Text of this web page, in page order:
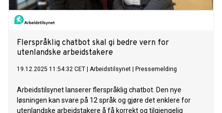
Flerspråklig chatbot skal gi bedre vern for
utenlandske arbeidstakere
19.12.2025 11:54:32 CET Arbeidstilsynet Pressemelding
Arbeidstilsynet lanserer flerspråklig chatbot. Den nye
løsningen kan svare på 12 språk og gjøre det enklere for
utenlandske arbeidstakere å få korrekt og tilgjengelig